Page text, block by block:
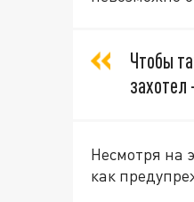
Чтобы
Несмотря на
как